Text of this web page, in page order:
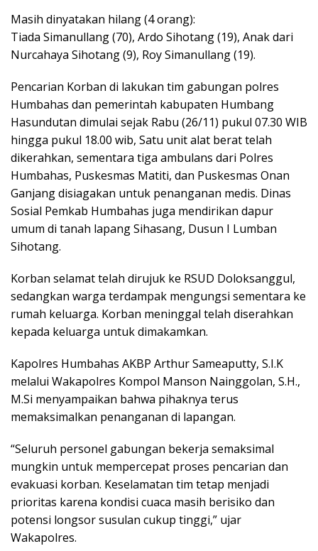
Masih dinyatakan hilang (4 orang):
Tiada Simanullang (70), Ardo Sihotang (19), Anak dari
Nurcahaya Sihotang (9), Roy Simanullang (19).
Pencarian Korban di lakukan tim gabungan polres
Humbahas dan pemerintah kabupaten Humbang
Hasundutan dimulai sejak Rabu (26/11) pukul 07.30 WIB
hingga pukul 18.00 wib, Satu unit alat berat telah
dikerahkan, sementara tiga ambulans dari Polres
Humbahas, Puskesmas Matiti, dan Puskesmas Onan
Ganjang disiagakan untuk penanganan medis. Dinas
Sosial Pemkab Humbahas juga mendirikan dapur
umum di tanah lapang Sihasang, Dusun I Lumban
Sihotang.
Korban selamat telah dirujuk ke RSUD Doloksanggul,
sedangkan warga terdampak mengungsi sementara ke
rumah keluarga. Korban meninggal telah diserahkan
kepada keluarga untuk dimakamkan.
Kapolres Humbahas AKBP Arthur Sameaputty, S.I.K
melalui Wakapolres Kompol Manson Nainggolan, S.H.,
M.Si menyampaikan bahwa pihaknya terus
memaksimalkan penanganan di lapangan.
“Seluruh personel gabungan bekerja semaksimal
mungkin untuk mempercepat proses pencarian dan
evakuasi korban. Keselamatan tim tetap menjadi
prioritas karena kondisi cuaca masih berisiko dan
potensi longsor susulan cukup tinggi,” ujar
Wakapolres.